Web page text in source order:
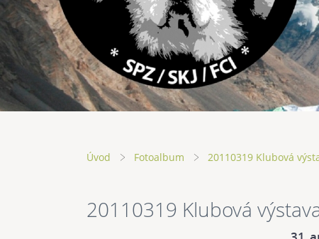
Úvod Fotoalbum 20110319 Klubová
20110319 Klubová